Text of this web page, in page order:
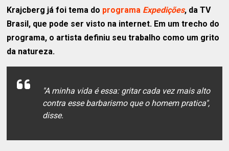
Krajcberg já foi tema do programa Expedições, da TV
Brasil, que pode ser visto na internet. Em um trecho do
programa, o artista definiu seu trabalho como um grito
da natureza.
"A minha vida é essa: gritar cada vez mais alto
contra esse barbarismo que o homem pratica",
disse.